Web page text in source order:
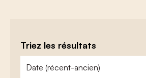
Triez les résultats
zoeken - sorteer
trier le contenu